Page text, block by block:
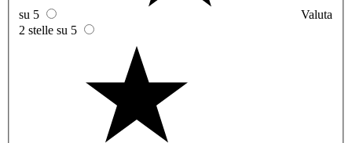
su 5
Valuta
2 stelle su 5